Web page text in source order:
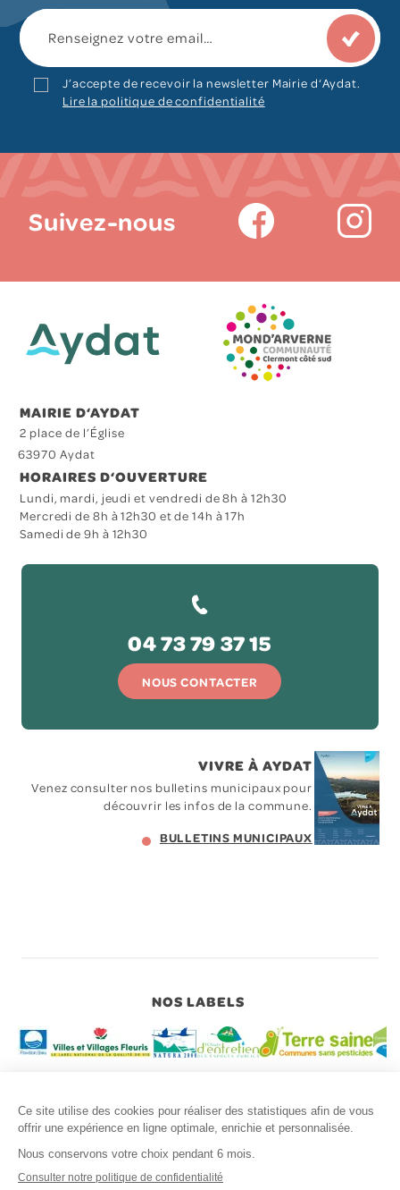
J’accepte de recevoir la newsletter Mairie d‘Aydat.
Lire la politique de confidentialité
Suivez-nous
MAIRIE D‘AYDAT
2 place de l’Église
63970 Aydat
HORAIRES D‘OUVERTURE
Lundi, mardi, jeudi et vendredi de 8h à 12h30
Mercredi de 8h à 12h30 et de 14h à 17h
Samedi de 9h à 12h30
04 73 79 37 15
NOUS CONTACTER
VIVRE À AYDAT
Venez consulter nos bulletins municipaux pour
découvrir les infos de la commune.
BULLETINS MUNICIPAUX
NOS LABELS
Copyright © 2026 MAIRIE AYDAT
Mentions légales